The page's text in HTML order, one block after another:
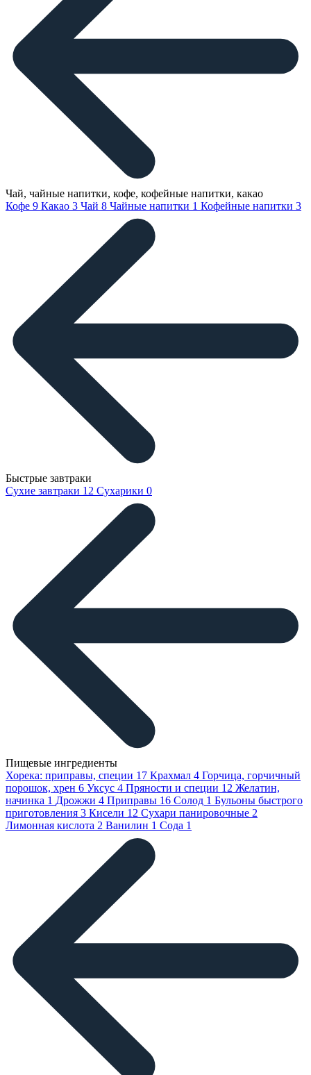
Чай, чайные напитки, кофе, кофейные напитки, какао
Кофе 9 Какао 3 Чай 8 Чайные напитки 1 Кофейные напитки 3
Быстрые завтраки
Сухие завтраки 12 Сухарики 0
Пищевые ингредиенты
Хорека: приправы, специи 17 Крахмал 4 Горчица, горчичный
порошок, хрен 6 Уксус 4 Пряности и специи 12 Желатин,
начинка 1 Дрожжи 4 Приправы 16 Солод 1 Бульоны быстрого
приготовления 3 Кисели 12 Сухари панировочные 2
Лимонная кислота 2 Ванилин 1 Сода 1